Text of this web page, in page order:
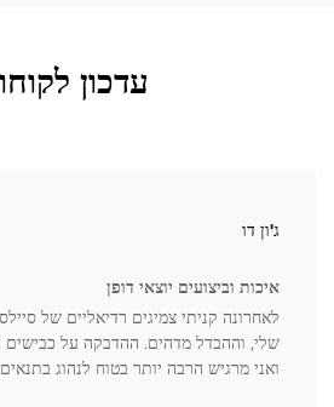
עדכון
ג'ון דו
איכות וביצועים יוצאי דופן
שלי, וההבדל מדהים. ההדבקה על כבישים
ואני מרגיש הרבה יותר בטוח לנהוג